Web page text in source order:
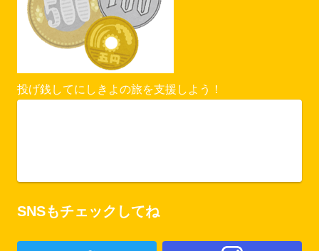
投げ銭してにしきよの旅を支援しよう！
SNSもチェックしてね